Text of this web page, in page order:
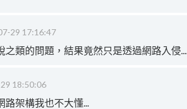
29 17:16:47
類的問題，結果竟然只是透過網路入侵....
18:50:06
架構我也不大懂...